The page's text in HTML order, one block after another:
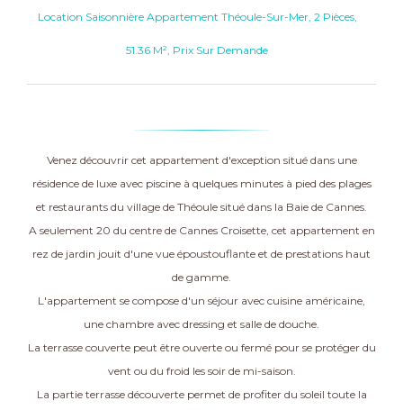
Location Saisonnière Appartement Théoule-Sur-Mer, 2 Pièces,
51.36 M², Prix Sur Demande
Venez découvrir cet appartement d'exception situé dans une
résidence de luxe avec piscine à quelques minutes à pied des plages
et restaurants du village de Théoule situé dans la Baie de Cannes.
A seulement 20 du centre de Cannes Croisette, cet appartement en
rez de jardin jouit d'une vue époustouflante et de prestations haut
de gamme.
L'appartement se compose d'un séjour avec cuisine américaine,
une chambre avec dressing et salle de douche.
La terrasse couverte peut être ouverte ou fermé pour se protéger du
vent ou du froid les soir de mi-saison.
La partie terrasse découverte permet de profiter du soleil toute la